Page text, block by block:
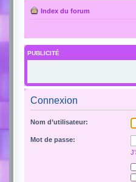
Index du forum
PUBLICITÉ
Connexion
Nom d’utilisateur:
Mot de passe: